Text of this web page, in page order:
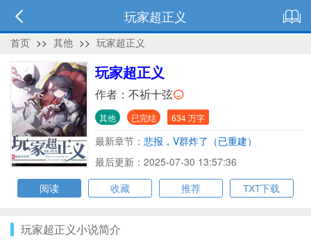
玩家超正义
首页 >> 其他 >> 玩家超正义
玩家超正义
作者： 不祈十弦
其他 已完结 634 万字
最新章节： 悲报，V群炸了（已重建）
最后更新：2025-07-30 13:57:36
阅读
收藏 推荐 TXT下载
玩家超正义小说简介